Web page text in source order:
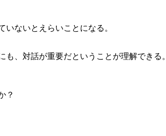
ないとえらいことになる。
も、対話が重要だということが理解できる。
？